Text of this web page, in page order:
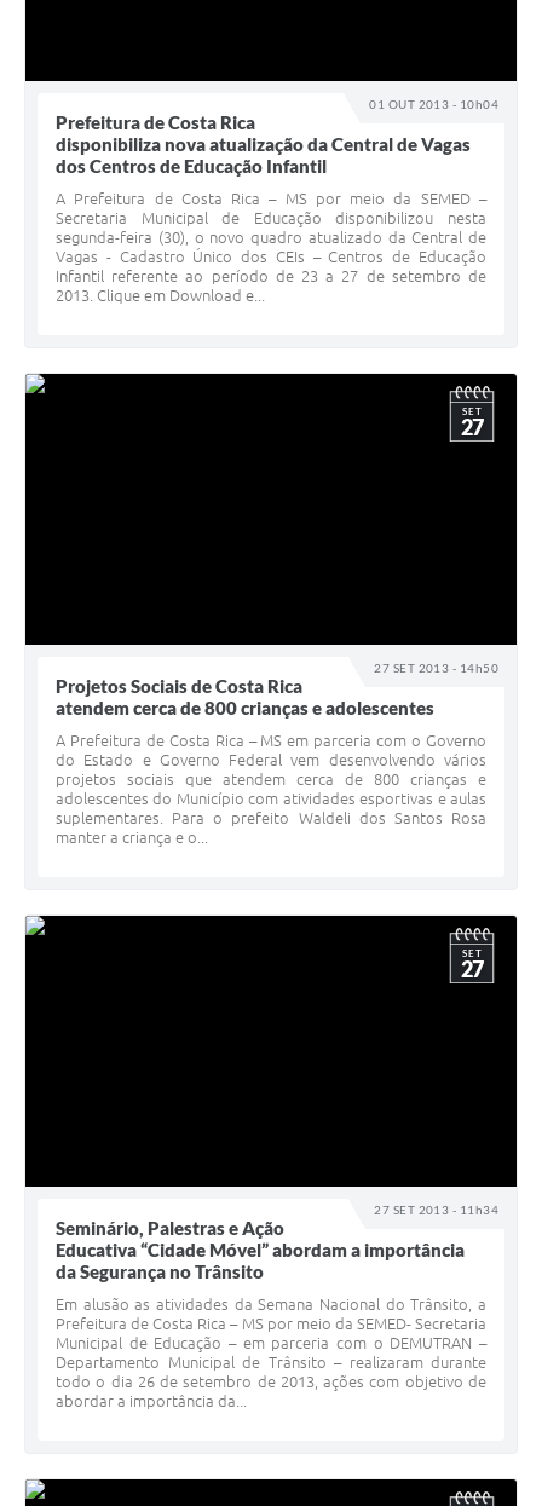
01 OUT 2013 - 10h04
Prefeitura de Costa Rica
disponibiliza nova atualização da Central de Vagas
dos Centros de Educação Infantil
A Prefeitura de Costa Rica – MS por meio da SEMED –
Secretaria Municipal de Educação disponibilizou nesta
segunda-feira (30), o novo quadro atualizado da Central de
Vagas - Cadastro Único dos CEIs – Centros de Educação
Infantil referente ao período de 23 a 27 de setembro de
2013. Clique em Download e...
27 SET 2013 - 14h50
SET
27
Projetos Sociais de Costa Rica
atendem cerca de 800 crianças e adolescentes
A Prefeitura de Costa Rica – MS em parceria com o Governo
do Estado e Governo Federal vem desenvolvendo vários
projetos sociais que atendem cerca de 800 crianças e
adolescentes do Município com atividades esportivas e aulas
suplementares. Para o prefeito Waldeli dos Santos Rosa
manter a criança e o...
27 SET 2013 - 11h34
SET
27
Seminário, Palestras e Ação
Educativa “Cidade Móvel” abordam a importância
da Segurança no Trânsito
Em alusão as atividades da Semana Nacional do Trânsito, a
Prefeitura de Costa Rica – MS por meio da SEMED- Secretaria
Municipal de Educação – em parceria com o DEMUTRAN –
Departamento Municipal de Trânsito – realizaram durante
todo o dia 26 de setembro de 2013, ações com objetivo de
abordar a importância da...